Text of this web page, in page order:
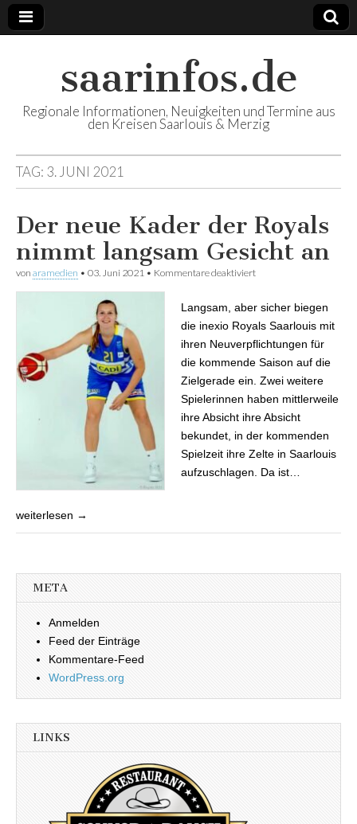
saarinfos.de
Regionale Informationen, Neuigkeiten und Termine aus
den Kreisen Saarlouis & Merzig
TAG: 3. JUNI 2021
Der neue Kader der Royals
nimmt langsam Gesicht an
von aramedien • 03. Juni 2021 • Kommentare deaktiviert
Langsam, aber sicher biegen
die inexio Royals Saarlouis mit
ihren Neuverpflichtungen für
die kommende Saison auf die
Zielgerade ein. Zwei weitere
Spielerinnen haben mittlerweile
ihre Absicht ihre Absicht
bekundet, in der kommenden
Spielzeit ihre Zelte in Saarlouis
aufzuschlagen. Da ist…
weiterlesen →
META
Anmelden
Feed der Einträge
Kommentare-Feed
WordPress.org
LINKS